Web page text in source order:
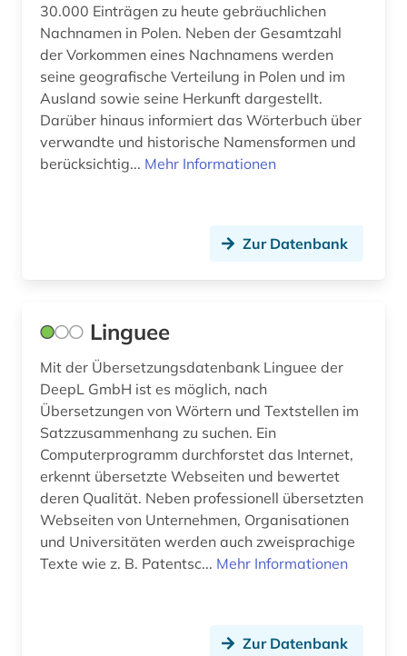
30.000 Einträgen zu heute gebräuchlichen
Nachnamen in Polen. Neben der Gesamtzahl
der Vorkommen eines Nachnamens werden
seine geografische Verteilung in Polen und im
Ausland sowie seine Herkunft dargestellt.
Darüber hinaus informiert das Wörterbuch über
verwandte und historische Namensformen und
berücksichtig... Mehr Informationen
Zur Datenbank
Linguee
Mit der Übersetzungsdatenbank Linguee der
DeepL GmbH ist es möglich, nach
Übersetzungen von Wörtern und Textstellen im
Satzzusammenhang zu suchen. Ein
Computerprogramm durchforstet das Internet,
erkennt übersetzte Webseiten und bewertet
deren Qualität. Neben professionell übersetzten
Webseiten von Unternehmen, Organisationen
und Universitäten werden auch zweisprachige
Texte wie z. B. Patentsc... Mehr Informationen
Zur Datenbank